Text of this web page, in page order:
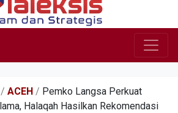
/ ACEH / Pemko Langsa Perkuat
Halaqah Hasilkan Rekomendasi